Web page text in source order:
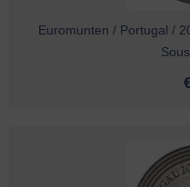
Euromunten / Portugal /